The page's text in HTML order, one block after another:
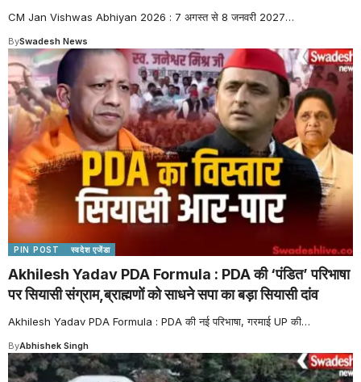
CM Jan Vishwas Abhiyan 2026 : 7 अगस्त से 8 जनवरी 2027…
BySwadesh News
PIN POST स्वदेश एजेंडा
Akhilesh Yadav PDA Formula : PDA की ‘पंडित’ परिभाषा
पर सियासी संग्राम,ब्राह्मणों को साधने सपा का बड़ा सियासी दांव
Akhilesh Yadav PDA Formula : PDA की नई परिभाषा, गरमाई UP की…
ByAbhishek Singh